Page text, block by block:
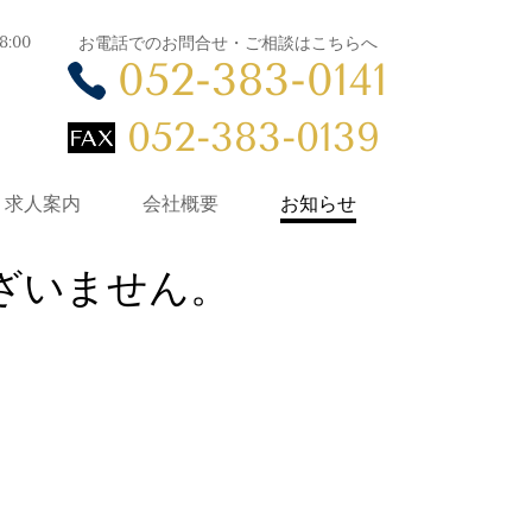
お電話でのお問合せ・ご相談はこちらへ
052-383-0141
052-383-0139
求人案内 会社概要 お知らせ
ません。